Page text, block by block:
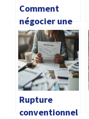
Comment
négocier une
rupture
conventionnel
le?
Rupture
conventionnel